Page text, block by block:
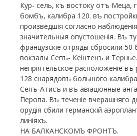
Кур- сель, къ востоку отъ Меца,
бомбъ, калибра 120. въ
произведшія согласно
значительныя опустошенія. Въ
французскіе отряды сбросили
вокзалы Сепъ- Кеінтенъ и
непріятельское расположеніе въ
128 снарядовъ большого
Сепъ-Атисъ и въ авіаціонные
Перопа. Въ теченіе вчерашняго
орудія сбили германскій
линіяхъ.
НА БАЛКАНСКОМЪ ФРОНТЪ.